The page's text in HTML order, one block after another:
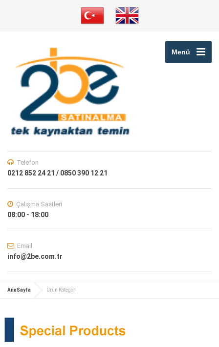
Menü
Telefon
0212 852 24 21 / 0850 390 12 21
Çalışma Saatleri
08:00 - 18:00
Email
info@2be.com.tr
AnaSayfa Ürün Kategori